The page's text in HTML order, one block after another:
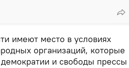
имеют место в условиях
организаций, которые
и свободы прессы